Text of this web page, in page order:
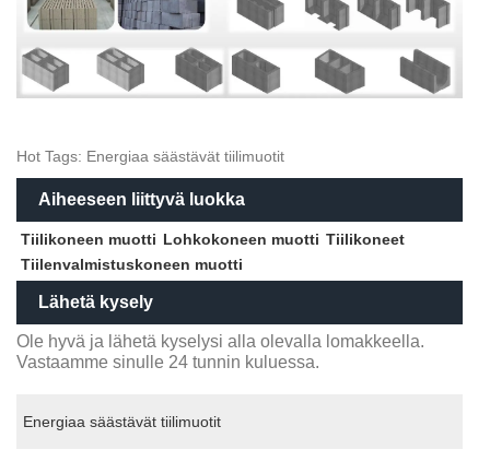
Hot Tags: Energiaa säästävät tiilimuotit
Aiheeseen liittyvä luokka
Tiilikoneen muotti Lohkokoneen muotti Tiilikoneet
Tiilenvalmistuskoneen muotti
Lähetä kysely
Ole hyvä ja lähetä kyselysi alla olevalla lomakkeella.
Vastaamme sinulle 24 tunnin kuluessa.